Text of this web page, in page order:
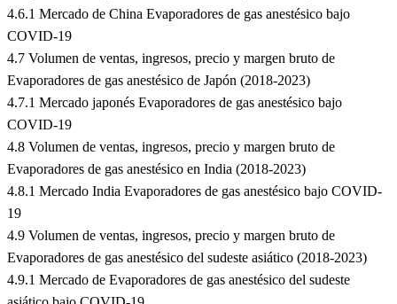
4.6.1 Mercado de China Evaporadores de gas anestésico bajo
COVID-19
4.7 Volumen de ventas, ingresos, precio y margen bruto de
Evaporadores de gas anestésico de Japón (2018-2023)
4.7.1 Mercado japonés Evaporadores de gas anestésico bajo
COVID-19
4.8 Volumen de ventas, ingresos, precio y margen bruto de
Evaporadores de gas anestésico en India (2018-2023)
4.8.1 Mercado India Evaporadores de gas anestésico bajo COVID-
19
4.9 Volumen de ventas, ingresos, precio y margen bruto de
Evaporadores de gas anestésico del sudeste asiático (2018-2023)
4.9.1 Mercado de Evaporadores de gas anestésico del sudeste